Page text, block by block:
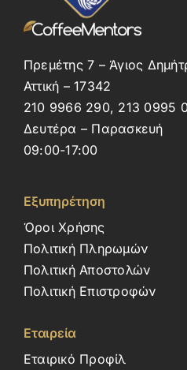
Πρεμέτης 7 – Άγιος
Αττική – 17342
210 9966 290, 213 0995
Δευτέρα – Παρασκευή
09:00-17:00
Εξυπηρέτηση
Όροι Χρήσης
Πολιτική Πληρωμών
Πολιτική Αποστολών
Πολιτική Επιστροφών
Εταιρεία
Εταιρικό Προφίλ